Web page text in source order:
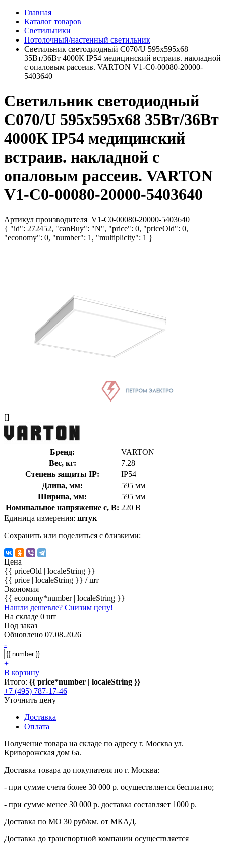
Главная
Каталог товаров
Светильники
Потолочный/настенный светильник
Светильник светодиодный C070/U 595х595х68
35Вт/36Вт 4000К IP54 медицинский встраив. накладной
с опаловым рассеив. VARTON V1-C0-00080-20000-
5403640
Светильник светодиодный
C070/U 595х595х68 35Вт/36Вт
4000К IP54 медицинский
встраив. накладной с
опаловым рассеив. VARTON
V1-C0-00080-20000-5403640
Артикул производителя V1-C0-00080-20000-5403640
{ "id": 272452, "canBuy": "N", "price": 0, "priceOld": 0,
"economy": 0, "number": 1, "multiplicity": 1 }
[]
Бренд:
VARTON
Вес, кг:
7.28
Степень защиты IP:
IP54
Длина, мм:
595 мм
Ширина, мм:
595 мм
Номинальное напряжение с, В: 220 В
Единица измерения: штук
Сохранить или поделиться с близкими:
Цена
{{ priceOld | localeString }}
{{ price | localeString }} / шт
Экономия
{{ economy*number | localeString }}
Нашли дешевле? Снизим цену!
На складе 0 шт
Под заказ
Обновлено 07.08.2026
-
+
В корзину
Итого: {{ price*number | localeString }}
+7 (495) 787-17-46
Уточнить цену
Доставка
Оплата
Получение товара на складе по адресу г. Москва ул.
Криворожская дом 6а.
Доставка товара до покупателя по г. Москва:
- при сумме счета более 30 000 р. осуществляется бесплатно;
- при сумме менее 30 000 р. доставка составляет 1000 р.
Доставка по МО 30 руб/км. от МКАД.
Доставка до транспортной компании осуществляется